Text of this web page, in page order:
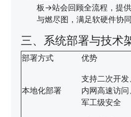
板→站会回顾全流程，提
与燃尽图，满足软硬件协同
三、系统部署与技术
部署方式 优势
本地化部署
支持二次开发
内网高速访问
军工级安全